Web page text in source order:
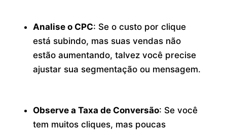
Analise o CPC: Se o custo por clique
está subindo, mas suas vendas não
estão aumentando, talvez você precise
ajustar sua segmentação ou mensagem.
Observe a Taxa de Conversão: Se você
tem muitos cliques, mas poucas